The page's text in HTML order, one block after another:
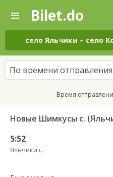
—
Поиск
и
покупка
билетов
на
автобус
онлайн
Bilet.do
село Яльчики – село
По времени отправления
Время
5:52
Яльчики с.